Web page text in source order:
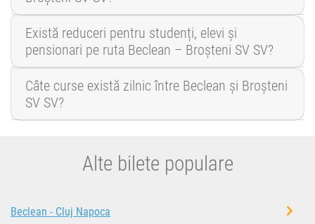
Există reduceri pentru studenți, elevi și
pensionari pe ruta Beclean – Broșteni SV SV?
Câte curse există zilnic între Beclean și Broșteni
SV SV?
Alte bilete populare
Beclean - Cluj Napoca